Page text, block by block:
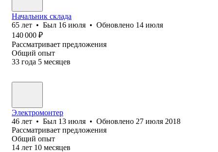
Начальник склада
65 лет • Был 16 июля • Обновлено 14 июля
140 000 ₽
Рассматривает предложения
Общий опыт
33 года 5 месяцев
Электромонтер
46 лет • Был 13 июля • Обновлено 27 июля 2018
Рассматривает предложения
Общий опыт
14 лет 10 месяцев